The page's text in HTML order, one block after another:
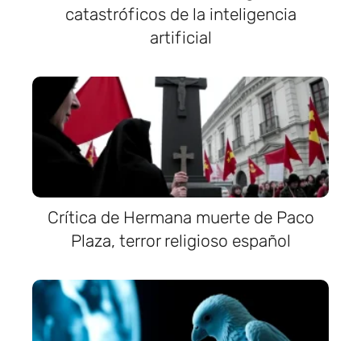
catastróficos de la inteligencia
artificial
Crítica de Hermana muerte de Paco
Plaza, terror religioso español